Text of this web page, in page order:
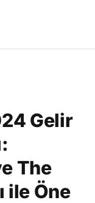
Gelir
The
ile Öne